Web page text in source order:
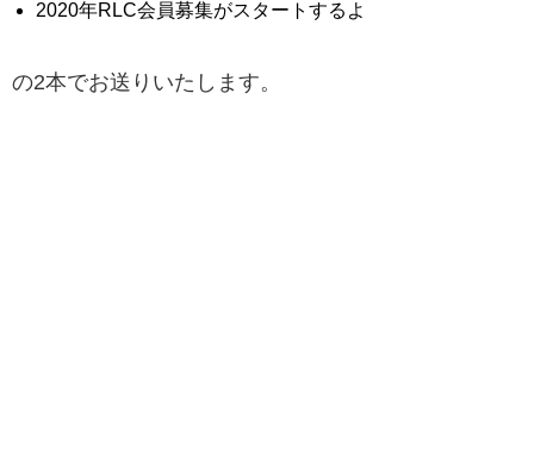
2020年RLC会員募集がスタートするよ
の2本でお送りいたします。